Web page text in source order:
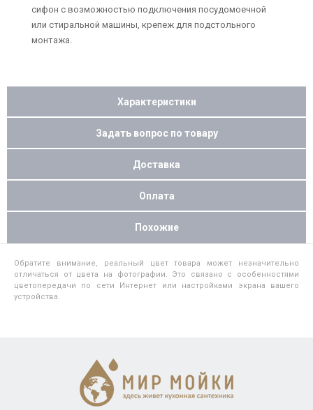
сифон с возможностью подключения посудомоечной
или стиральной машины, крепеж для подстольного
монтажа.
Характеристики
Задать вопрос по товару
Доставка
Оплата
Похожие
Обратите внимание, реальный цвет товара может незначительно
отличаться от цвета на фотографии. Это связано с особенностями
цветопередачи по сети Интернет или настройками экрана вашего
устройства.